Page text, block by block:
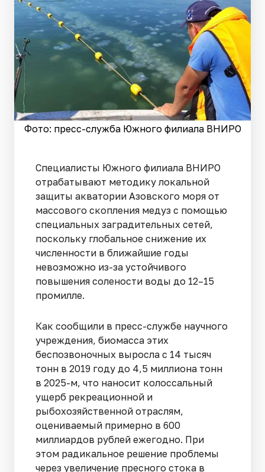
Фото: пресс-служба Южного филиала ВНИРО
Специалисты Южного филиала ВНИРО
отрабатывают методику локальной
защиты акватории Азовского моря от
массового скопления медуз с помощью
специальных заградительных сетей,
поскольку глобальное снижение их
численности в ближайшие годы
невозможно из-за устойчивого
повышения солености воды до 12–15
промилле.
Как сообщили в пресс-службе научного
учреждения, биомасса этих
беспозвоночных выросла с 14 тысяч
тонн в 2019 году до 4,5 миллиона тонн
в 2025-м, что наносит колоссальный
ущерб рекреационной и
рыбохозяйственной отраслям,
оцениваемый примерно в 600
миллиардов рублей ежегодно. При
этом радикальное решение проблемы
через увеличение пресного стока в